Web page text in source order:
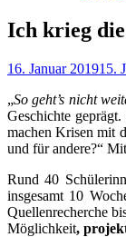
Ich krieg
16. Januar 201915.
„So geht’s nicht
Geschichte geprägt.
machen Krisen mit
und für andere?“
Rund 40
insgesamt 10
Quellenrecherche
Möglichkeit,